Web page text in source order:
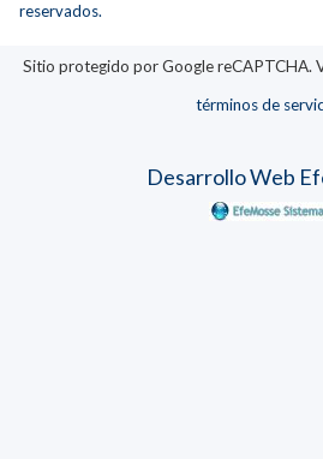
reservados.
Sitio protegido por Google reCAPTCHA.
términos de
Desarrollo Web